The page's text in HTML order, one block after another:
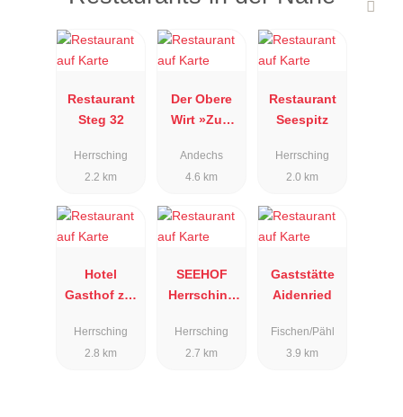
Restaurant
Steg 32
Herrsching
2.2 km
Der Obere
Wirt »Zum
Andechs
4.6 km
Restaurant
Seespitz
Herrsching
2.0 km
Hotel
Gasthof zur
Herrsching
2.8 km
SEEHOF
Herrsching
Ammersee
Herrsching
2.7 km
Gaststätte
Aidenried
Fischen/Pähl
3.9 km